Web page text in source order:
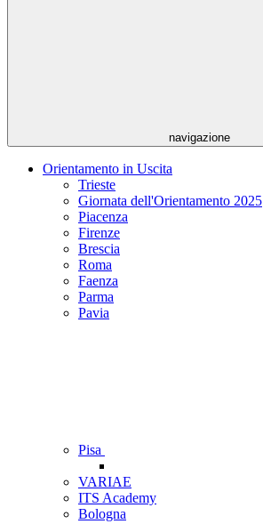
navigazione
Orientamento in Uscita
Trieste
Giornata dell'Orientamento 2025
Piacenza
Firenze
Brescia
Roma
Faenza
Parma
Pavia
Pisa
VARIAE
ITS Academy
Bologna